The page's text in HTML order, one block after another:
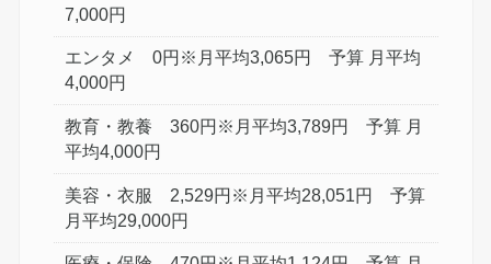
7,000円
エンタメ 0円※月平均3,065円 予算 月平均
4,000円
教育・教養 360円※月平均3,789円 予算 月
平均4,000円
美容・衣服 2,529円※月平均28,051円 予算
月平均29,000円